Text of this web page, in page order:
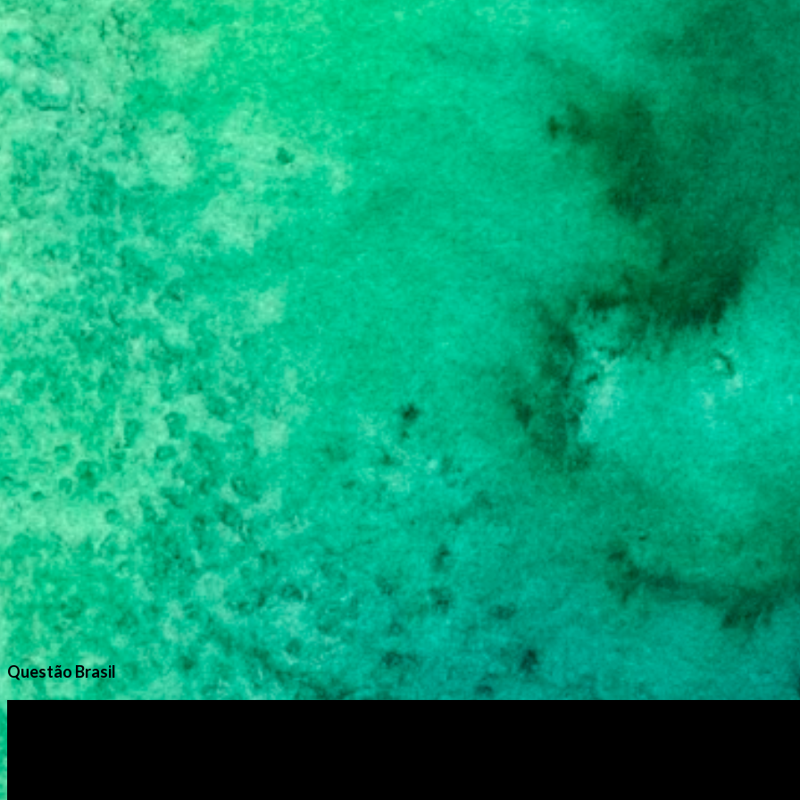
Questão Brasil